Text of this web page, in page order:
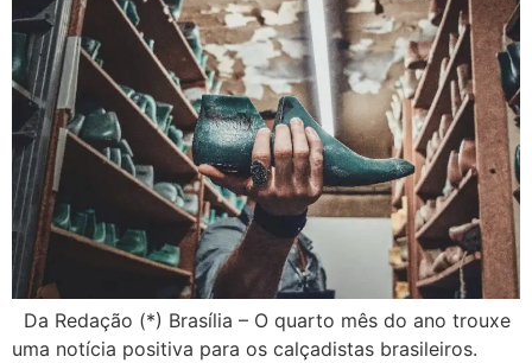
Da Redação (*) Brasília – O quarto mês do ano trouxe
uma notícia positiva para os calçadistas brasileiros.